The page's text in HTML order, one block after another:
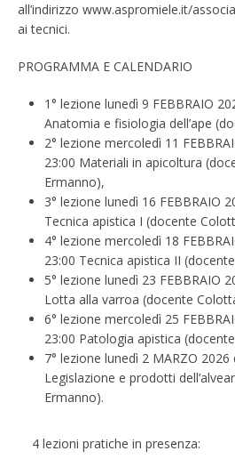
all’indirizzo www.aspromiele.it/
ai tecnici.
PROGRAMMA E CALENDARIO
1° lezione lunedì 9 FEBBRAIO
Anatomia e fisiologia dell’ape
2° lezione mercoledì 11
23:00 Materiali in apicoltura
Ermanno),
3° lezione lunedì 16 FEBBRAIO
Tecnica apistica I (docente
4° lezione mercoledì 18
23:00 Tecnica apistica II
5° lezione lunedì 23 FEBBRAIO
Lotta alla varroa (docente
6° lezione mercoledì 25
23:00 Patologia apistica
7° lezione lunedì 2 MARZO 2026
Legislazione e prodotti
Ermanno).
4 lezioni pratiche in presenza: